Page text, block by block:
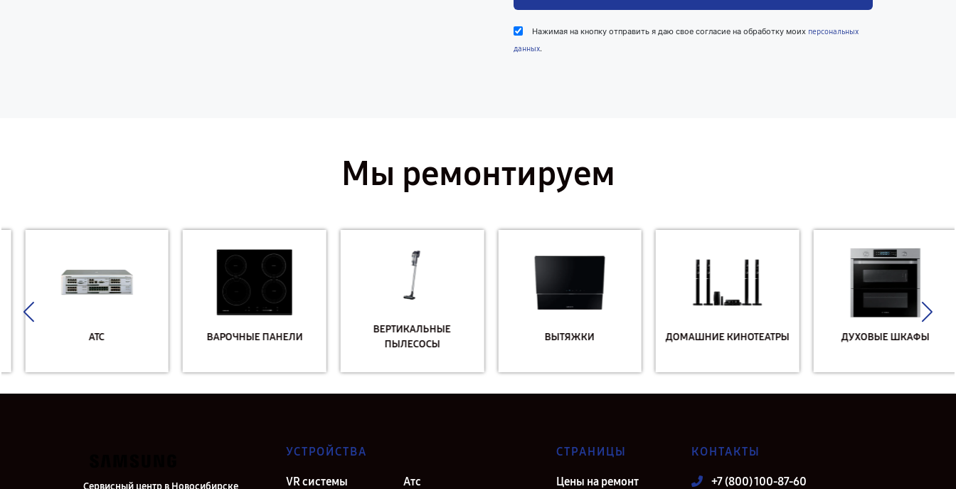
Нажимая на кнопку отправить я даю свое согласие на обработку моих персональных
данных.
Мы ремонтируем
АТС ВАРОЧНЫЕ ПАНЕЛИ
ВЕРТИКАЛЬНЫЕ
ПЫЛЕСОСЫ
ВЫТЯЖКИ ДОМАШНИЕ КИНОТЕАТРЫ ДУХОВЫЕ ШКАФЫ
Сервисный центр в Новосибирске
УСТРОЙСТВА
VR системы Атс
СТРАНИЦЫ
Цены на ремонт
КОНТАКТЫ
+7 (800) 100-87-60